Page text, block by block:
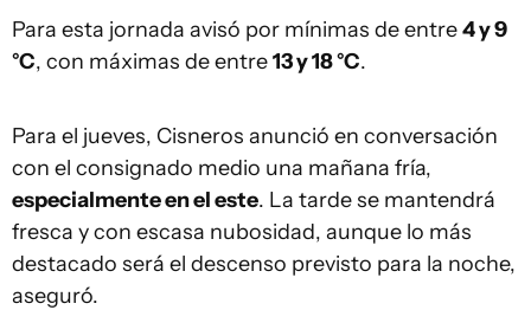
Para esta jornada avisó por mínimas de entre4 y 9
°C, con máximas de entre13 y 18 °C.
Para el jueves, Cisneros anunció en conversación
con el consignado medio una mañana fría,
especialmente en el este. La tarde se mantendrá
fresca y con escasa nubosidad, aunque lo más
destacado será el descenso previsto para la noche,
aseguró.